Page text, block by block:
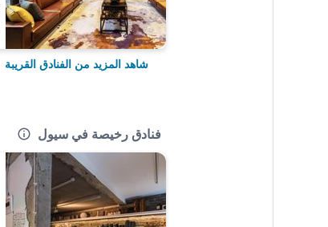
شاهد المزيد من الفنادق القريبة
فنادق رخيصة في سيول